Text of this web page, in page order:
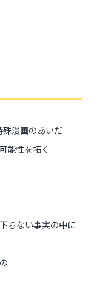
殊漫画のあいだ
能性を拓く
らない事実の中に